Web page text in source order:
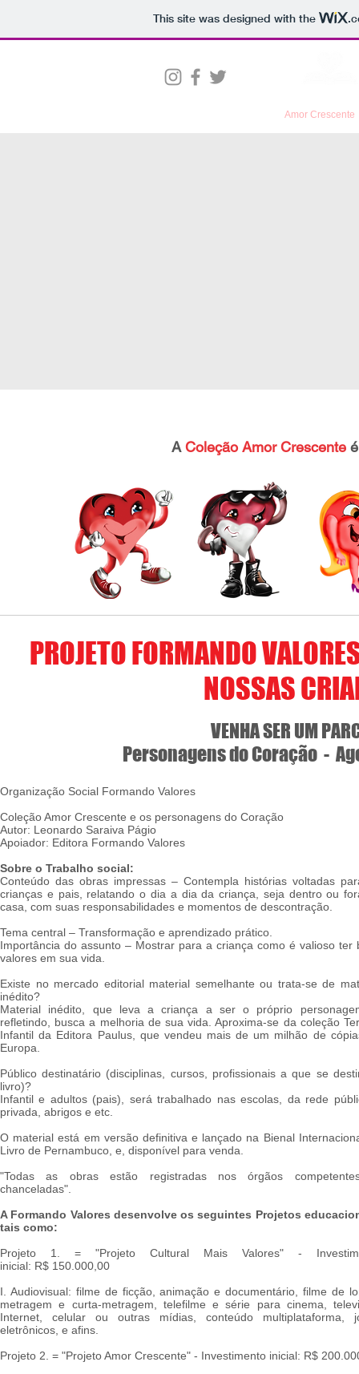
This site was designed with the
Amor Crescente
PROJETO FORMANDO
NOSSAS
VENHA SER UM
Personagens do Coração -
Organização Social Formando Valores
Coleção Amor Crescente e os personagens do Coração
Autor: Leonardo Saraiva Págio
Apoiador: Editora Formando Valores
Sobre o Trabalho social:
Conteúdo das obras impressas – Contempla histórias voltadas
crianças e pais, relatando o dia a dia da criança, seja dentro ou
casa, com suas responsabilidades e momentos de descontração.
Tema central – Transformação e aprendizado prático.
Importância do assunto – Mostrar para a criança como é valioso ter
valores em sua vida.
Existe no mercado editorial material semelhante ou trata-se de
inédito?
Material inédito, que leva a criança a ser o próprio
refletindo, busca a melhoria de sua vida. Aproxima-se da coleção
Infantil da Editora Paulus, que vendeu mais de um milhão de
Europa.
Público destinatário (disciplinas, cursos, profissionais a que se
livro)?
Infantil e adultos (pais), será trabalhado nas escolas, da rede
privada, abrigos e etc.
O material está em versão definitiva e lançado na Bienal
Livro de Pernambuco, e, disponível para venda.
"Todas as obras estão registradas nos órgãos
chanceladas".
A Formando Valores desenvolve os seguintes Projetos
tais como:
Projeto 1. = "Projeto Cultural Mais Valores" -
inicial: R$ 150.000,00
I. Audiovisual: filme de ficção, animação e documentário, filme de
metragem e curta-metragem, telefilme e série para cinema,
Internet, celular ou outras mídias, conteúdo multiplataforma,
eletrônicos, e afins.
Projeto 2. = "Projeto Amor Crescente" - Investimento inicial: R$
A Coleção Amor Crescenteé